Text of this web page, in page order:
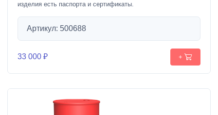
изделия есть паспорта и сертификаты.
Артикул: 500688
33 000 ₽ +